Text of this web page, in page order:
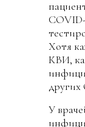
Хотя
КВИ,
У